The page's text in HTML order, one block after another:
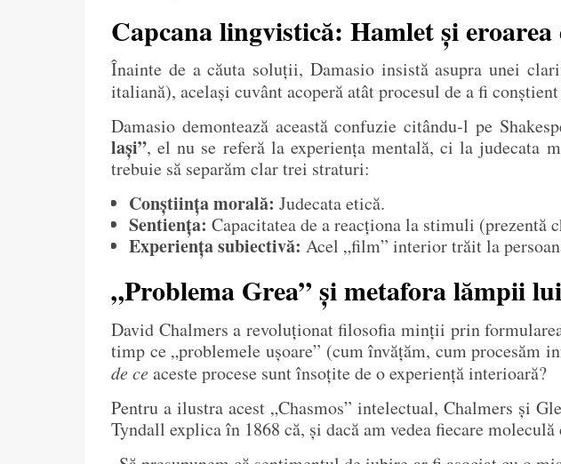
Capcana lingvistică: Hamlet și
Înainte de a căuta soluții, Damasio insistă asupra unei
italiană), același cuvânt acoperă atât procesul de a fi
Damasio demontează această confuzie citându-l pe
lași”, el nu se referă la experiența mentală, ci la judecata
trebuie să separăm clar trei straturi:
Conștiința morală: Judecata etică.
Sentiența: Capacitatea de a reacționa la stimuli (prezentă
Experiența subiectivă: Acel „film” interior trăit la
„Problema Grea” și metafora lămpii
David Chalmers a revoluționat filosofia minții prin
timp ce „problemele ușoare” (cum învățăm, cum procesăm
de ceaceste procese sunt însoțite de o experiență interioară?
Pentru a ilustra acest „Chasmos” intelectual, Chalmers și
Tyndall explica în 1868 că, și dacă am vedea fiecare